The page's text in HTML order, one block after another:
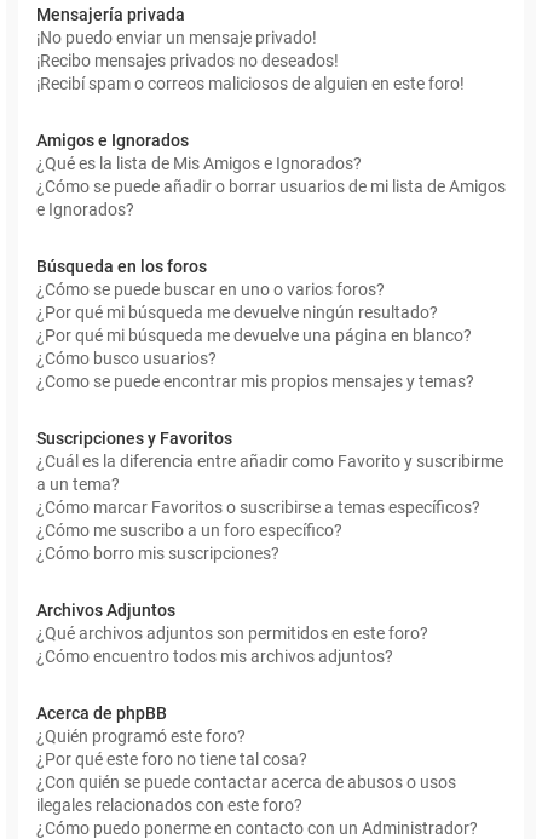
Mensajería privada
¡No puedo enviar un mensaje privado!
¡Recibo mensajes privados no deseados!
¡Recibí spam o correos maliciosos de alguien en este foro!
Amigos e Ignorados
¿Qué es la lista de Mis Amigos e Ignorados?
¿Cómo se puede añadir o borrar usuarios de mi lista de Amigos
e Ignorados?
Búsqueda en los foros
¿Cómo se puede buscar en uno o varios foros?
¿Por qué mi búsqueda me devuelve ningún resultado?
¿Por qué mi búsqueda me devuelve una página en blanco?
¿Cómo busco usuarios?
¿Como se puede encontrar mis propios mensajes y temas?
Suscripciones y Favoritos
¿Cuál es la diferencia entre añadir como Favorito y suscribirme
a un tema?
¿Cómo marcar Favoritos o suscribirse a temas específicos?
¿Cómo me suscribo a un foro específico?
¿Cómo borro mis suscripciones?
Archivos Adjuntos
¿Qué archivos adjuntos son permitidos en este foro?
¿Cómo encuentro todos mis archivos adjuntos?
Acerca de phpBB
¿Quién programó este foro?
¿Por qué este foro no tiene tal cosa?
¿Con quién se puede contactar acerca de abusos o usos
ilegales relacionados con este foro?
¿Cómo puedo ponerme en contacto con un Administrador?